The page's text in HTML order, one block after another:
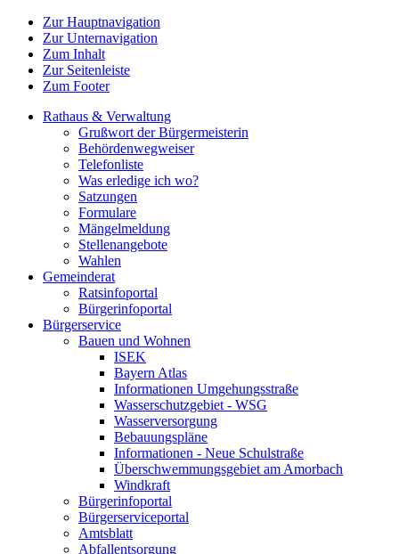
Zur Hauptnavigation
Zur Unternavigation
Zum Inhalt
Zur Seitenleiste
Zum Footer
Rathaus & Verwaltung
Grußwort der Bürgermeisterin
Behördenwegweiser
Telefonliste
Was erledige ich wo?
Satzungen
Formulare
Mängelmeldung
Stellenangebote
Wahlen
Gemeinderat
Ratsinfoportal
Bürgerinfoportal
Bürgerservice
Bauen und Wohnen
ISEK
Bayern Atlas
Informationen Umgehungsstraße
Wasserschutzgebiet - WSG
Wasserversorgung
Bebauungspläne
Informationen - Neue Schulstraße
Überschwemmungsgebiet am Amorbach
Windkraft
Bürgerinfoportal
Bürgerserviceportal
Amtsblatt
Abfallentsorgung